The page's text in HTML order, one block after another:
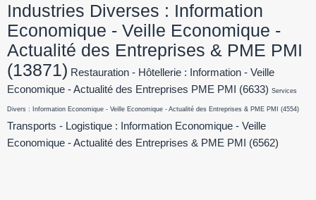
Industries Diverses : Information
Economique - Veille Economique -
Actualité des Entreprises & PME PMI
(13871) Restauration - Hôtellerie : Information - Veille
Economique - Actualité des Entreprises PME PMI
(6633) Services
Divers : Information Economique - Veille Economique - Actualité des Entreprises & PME PMI (4554)
Transports - Logistique : Information Economique - Veille
Economique - Actualité des Entreprises & PME PMI
(6562)